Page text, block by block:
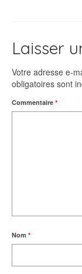
Laisser
Votre adresse e-
obligatoires sont
Commentaire *
Nom *